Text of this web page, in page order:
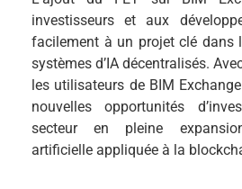
investisseurs et aux
facilement à un projet clé dans
systèmes d’IA décentralisés.
les utilisateurs de BIM
nouvelles opportunités
secteur en pleine
artificielle appliquée à la